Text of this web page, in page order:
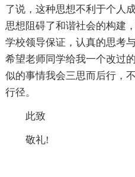
了说，这种思想不利于个人
思想阻碍了和谐社会的构建
学校领导保证，认真的思考
希望老师同学给我一个改过
似的事情我会三思而后行，
行径。
此致
敬礼!